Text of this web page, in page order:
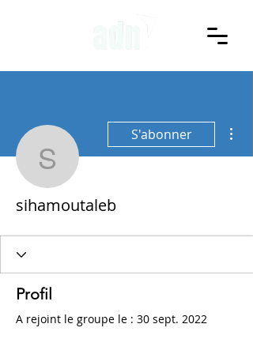
sihamoutaleb
S'abonner
sihamoutaleb
Profil
A rejoint le groupe le : 30 sept. 2022